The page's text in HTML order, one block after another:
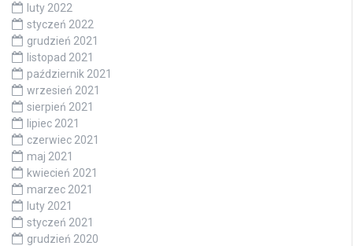
luty 2022
styczeń 2022
grudzień 2021
listopad 2021
październik 2021
wrzesień 2021
sierpień 2021
lipiec 2021
czerwiec 2021
maj 2021
kwiecień 2021
marzec 2021
luty 2021
styczeń 2021
grudzień 2020